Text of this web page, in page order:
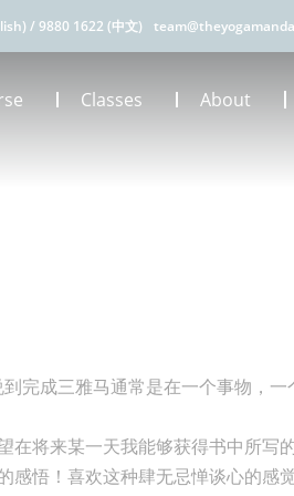
/ 9880 1622 (中文)
Classes About
完成三雅马通常是在一个事物，
将来某一天我能够获得书中所写
悟！喜欢这种肆无忌惮谈心的感觉